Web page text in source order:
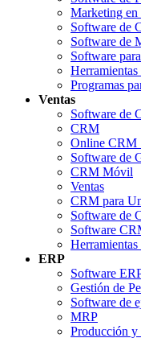
Marketing en
Software de
Software de
Software
Programas
Ventas
Software de
CRM
Online CRM
Software de
CRM Móvil
Ventas
CRM para
Software de
Software
ERP
Software
Gestión de
Software de
MRP
Producción y